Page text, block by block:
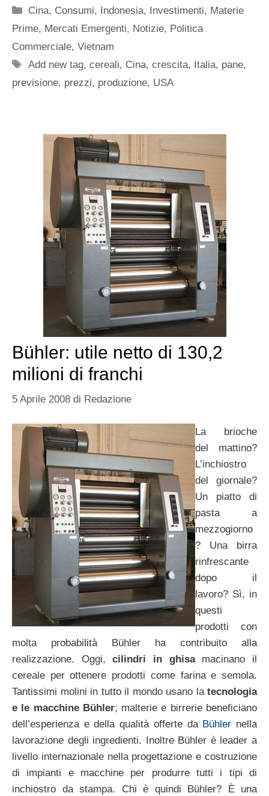
Categorie
Cina, Consumi, Indonesia, Investimenti, Materie
Prime, Mercati Emergenti, Notizie, Politica
Commerciale, Vietnam
Tag
Add new tag,cereali, Cina,crescita, Italia, pane,
previsione, prezzi, produzione, USA
Bühler: utile netto di 130,2
milioni di franchi
5 Aprile 2008 di Redazione
La brioche
del mattino?
L’inchiostro
del giornale?
Un piatto di
pasta a
mezzogiorno
? Una birra
rinfrescante
dopo il
lavoro? Sì, in
questi
prodotti con
molta probabilità Bühler ha contribuito alla
realizzazione. Oggi,cilindri in ghisamacinano il
cereale per ottenere prodotti come farina e semola.
Tantissimi molini in tutto il mondo usano la tecnologia
e le macchine Bühler; malterie e birrerie beneficiano
dell’esperienza e della qualità offerte da Bühler nella
lavorazione degli ingredienti. Inoltre Bühler è leader a
livello internazionale nella progettazione e costruzione
di impianti e macchine per produrre tutti i tipi di
inchiostro da stampa. Chi è quindi Bühler? È una